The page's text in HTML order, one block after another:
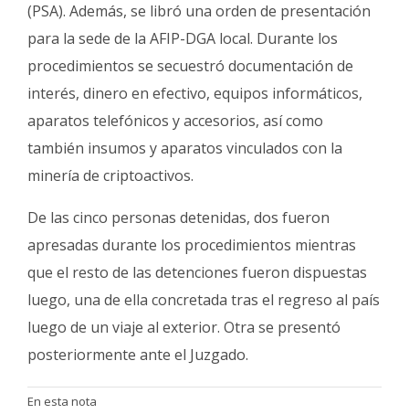
(PSA). Además, se libró una orden de presentación
para la sede de la AFIP-DGA local. Durante los
procedimientos se secuestró documentación de
interés, dinero en efectivo, equipos informáticos,
aparatos telefónicos y accesorios, así como
también insumos y aparatos vinculados con la
minería de criptoactivos.
De las cinco personas detenidas, dos fueron
apresadas durante los procedimientos mientras
que el resto de las detenciones fueron dispuestas
luego, una de ella concretada tras el regreso al país
luego de un viaje al exterior. Otra se presentó
posteriormente ante el Juzgado.
En esta nota